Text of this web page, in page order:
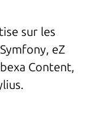
sur les
eZ
Content,